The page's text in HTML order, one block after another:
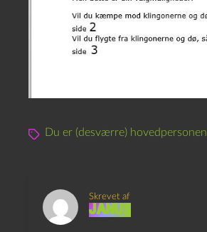
Du er (desværre) hovedpersonen
Skrevet af
Janus